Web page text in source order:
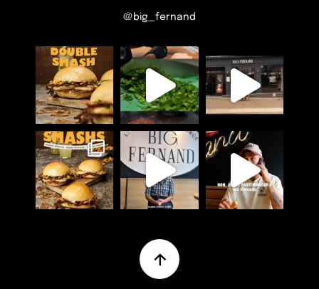
@big_fernand